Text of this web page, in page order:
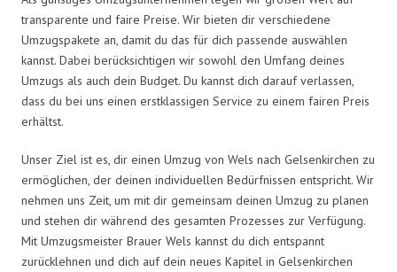
transparente und faire Preise. Wir bieten dir verschiedene
Umzugspakete an, damit du das für dich passende auswählen
kannst. Dabei berücksichtigen wir sowohl den Umfang deines
Umzugs als auch dein Budget. Du kannst dich darauf verlassen,
dass du bei uns einen erstklassigen Service zu einem fairen Preis
erhältst.
Unser Ziel ist es, dir einen Umzug von Wels nach Gelsenkirchen zu
ermöglichen, der deinen individuellen Bedürfnissen entspricht. Wir
nehmen uns Zeit, um mit dir gemeinsam deinen Umzug zu planen
und stehen dir während des gesamten Prozesses zur Verfügung.
Mit Umzugsmeister Brauer Wels kannst du dich entspannt
zurücklehnen und dich auf dein neues Kapitel in Gelsenkirchen